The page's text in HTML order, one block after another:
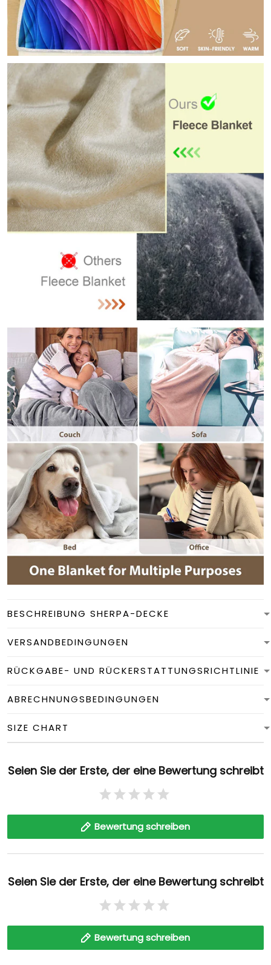
BESCHREIBUNG SHERPA-DECKE
VERSANDBEDINGUNGEN
RÜCKGABE- UND RÜCKERSTATTUNGSRICHTLINIE
ABRECHNUNGSBEDINGUNGEN
SIZE CHART
Seien Sie der Erste, der eine Bewertung schreibt
Bewertung schreiben
Seien Sie der Erste, der eine Bewertung schreibt
Bewertung schreiben